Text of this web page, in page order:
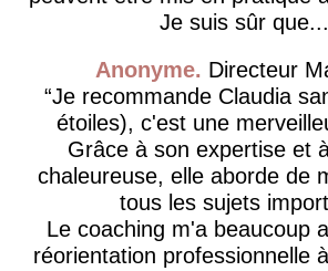
Je suis sûr que...
Anonyme
Directeur
Je recommande Claudia
étoiles), c'est une
Grâce à son expertise et
chaleureuse, elle aborde de
tous les sujets
Le coaching m'a beaucoup
réorientation professionnelle